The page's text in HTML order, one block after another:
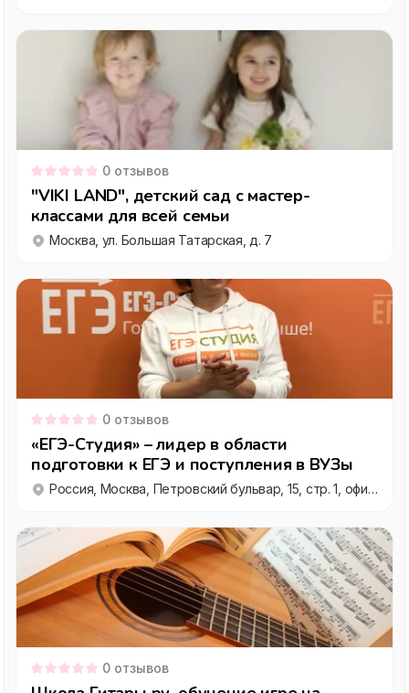
0 отзывов
"VIKI LAND", детский сад с мастер-
классами для всей семьи
Москва, ул. Большая Татарская, д. 7
0 отзывов
«ЕГЭ-Студия» – лидер в области
подготовки к ЕГЭ и поступления в ВУЗы
Россия, Москва, Петровский бульвар, 15, стр. 1, офис 9
0 отзывов